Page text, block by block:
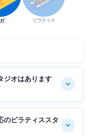
ピラティス
ジオはあります
のピラティススタ